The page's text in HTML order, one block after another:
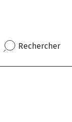
Rechercher